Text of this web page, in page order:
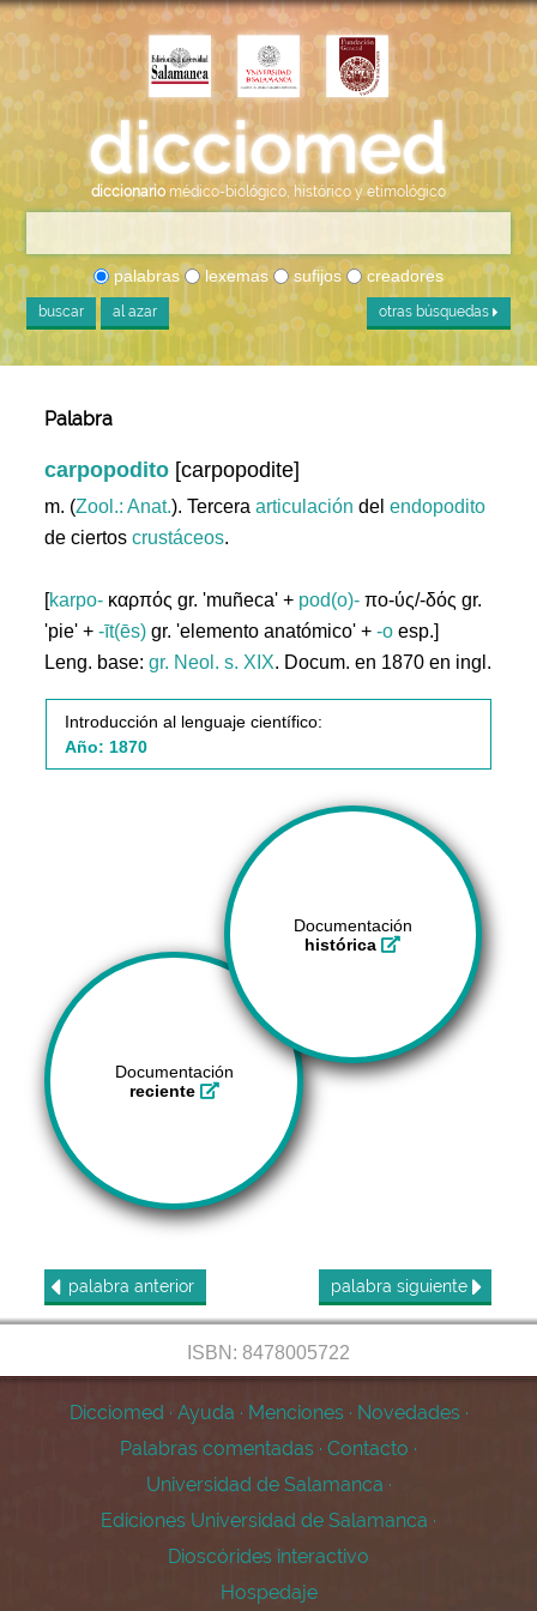
diccionario médico-biológico, histórico y etimológico
palabras lexemas sufijos creadores
buscar al azar otras búsquedas
Palabra
carpopodito [carpopodite]
m. (Zool.: Anat.). Terceraarticulación delendopodito
de ciertoscrustáceos.
[karpo- καρπός gr. 'muñeca' + pod(o)- πο-ύς/-δός gr.
'pie' +-īt(ēs) gr. 'elemento anatómico' +-o esp.]
Leng. base:gr. Neol. s. XIX. Docum. en 1870 en ingl.
Introducción al lenguaje científico:
Año: 1870
Documentación
histórica
Documentación
reciente
palabra anterior palabra siguiente
ISBN: 8478005722
Dicciomed · Ayuda · Menciones · Novedades ·
Palabras comentadas · Contacto ·
Universidad de Salamanca ·
Ediciones Universidad de Salamanca ·
Dioscórides interactivo
Hospedaje